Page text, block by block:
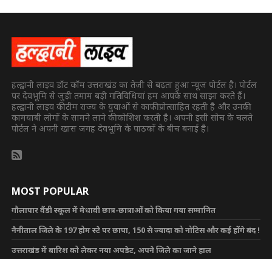
हल्द्वानी लाइव डॉट कॉम उत्तराखंड का तेजी से बढ़ता हुआ न्यूज पोर्टल है। पोर्टल
पर देवभूमि से जुड़ी तमाम बड़ी गतिविधियां हम आपके साथ साझा करते हैं।
हल्द्वानी लाइव की टीम राज्य के युवाओं से काफी प्रोत्साहित रहती है और उनकी
कामयाबी लोगों के सामने लाने की कोशिश करती है। अपनी इसी सोच के चलते
पोर्टल ने अपनी खास जगह देवभूमि के पाठकों के बीच बनाई है।
MOST POPULAR
गौलापार वैंडी स्कूल में मेधावी छात्र-छात्राओं को किया गया सम्मानित
नैनीताल जिले के 197 होम स्टे पर छापा, 150 से ज्यादा को नोटिस और कई होंगे बंद !
उत्तराखंड में बारिश को लेकर नया अपडेट, अपने जिले का जाने हाल